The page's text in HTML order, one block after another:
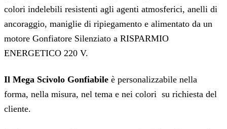
colori indelebili resistenti agli agenti atmosferici, anelli di
ancoraggio, maniglie di ripiegamento e alimentato da un
motore Gonfiatore Silenziato a RISPARMIO
ENERGETICO 220 V.
Il Mega Scivolo Gonfiabile è personalizzabile nella
forma, nella misura, nel tema e nei colori su richiesta del
cliente.